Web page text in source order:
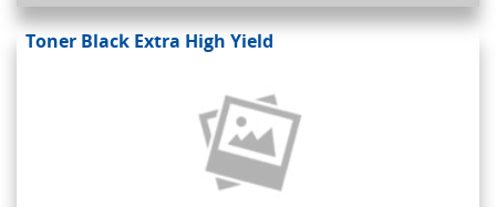
Toner Black Extra High Yield